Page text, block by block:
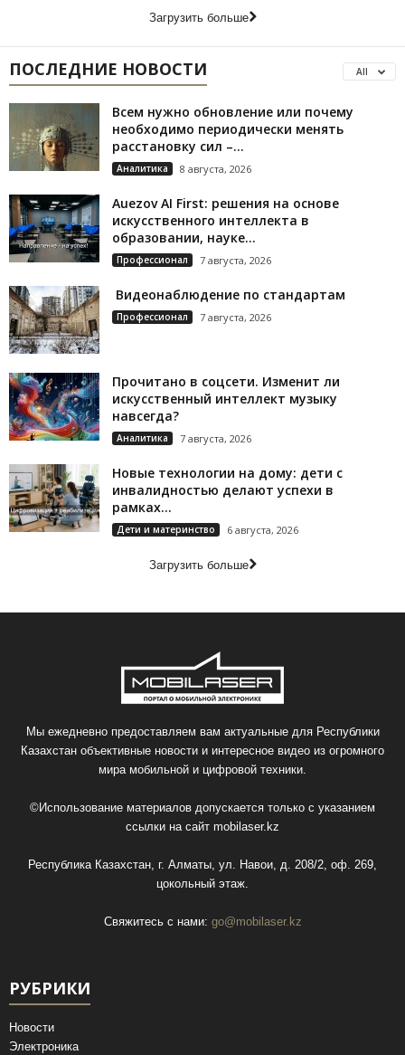
Загрузить больше
ПОСЛЕДНИЕ НОВОСТИ All
Всем нужно обновление или почему
необходимо периодически менять
расстановку сил –...
Аналитика 8 августа, 2026
Auezov AI First: решения на основе
искусственного интеллекта в
образовании, науке...
Профессионал 7 августа, 2026
Видеонаблюдение по стандартам
Профессионал 7 августа, 2026
Прочитано в соцсети. Изменит ли
искусственный интеллект музыку
навсегда?
Аналитика 7 августа, 2026
Новые технологии на дому: дети с
инвалидностью делают успехи в
рамках...
Дети и материнство 6 августа, 2026
Загрузить больше
Мы ежедневно предоставляем вам актуальные для Республики
Казахстан объективные новости и интересное видео из огромного
мира мобильной и цифровой техники.
©Использование материалов допускается только с указанием
ссылки на сайт mobilaser.kz
Республика Казахстан, г. Алматы, ул. Навои, д. 208/2, оф. 269,
цокольный этаж.
Свяжитесь с нами: go@mobilaser.kz
РУБРИКИ
Новости
Электроника